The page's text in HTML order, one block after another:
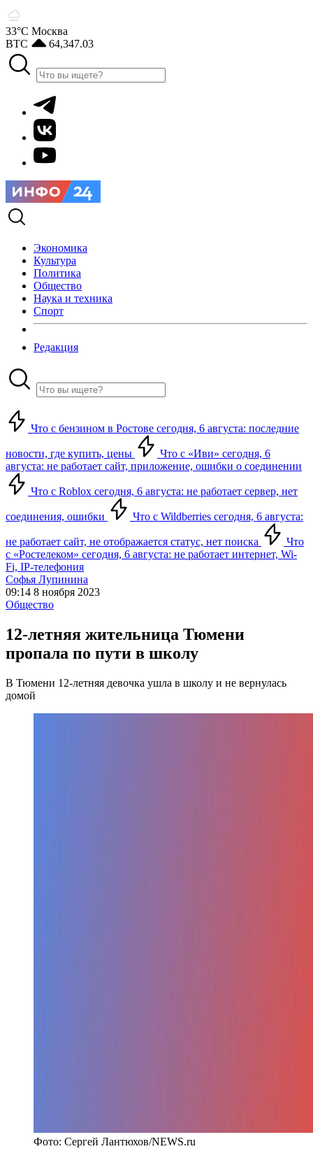
33°С Москва
BTC
64,347.03
Экономика
Культура
Политика
Общество
Наука и техника
Спорт
Редакция
Что с бензином в Ростове сегодня, 6 августа: последние
новости, где купить, цены
Что с «Иви» сегодня, 6
августа: не работает сайт, приложение, ошибки о соединении
Что с Roblox сегодня, 6 августа: не работает сервер, нет
соединения, ошибки Что с Wildberries сегодня, 6 августа:
не работает сайт, не отображается статус, нет поиска
Что
с «Ростелеком» сегодня, 6 августа: не работает интернет, Wi-
Fi, IP-телефония
Софья Лупинина
09:14 8 ноября 2023
Общество
12-летняя жительница Тюмени
пропала по пути в школу
В Тюмени 12-летняя девочка ушла в школу и не вернулась
домой
Фото: Сергей Лантюхов/NEWS.ru